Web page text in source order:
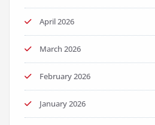
April 2026
March 2026
February 2026
January 2026